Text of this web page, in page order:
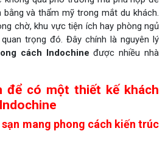
và thẩm mỹ trong mắt du khách.
chờ, khu vực tiện ích hay phòng ngủ
trọng đó. Đây chính là nguyên lý
cách Indochine được nhiều nhà
để có một thiết kế khách
mang phong cách kiến trúc